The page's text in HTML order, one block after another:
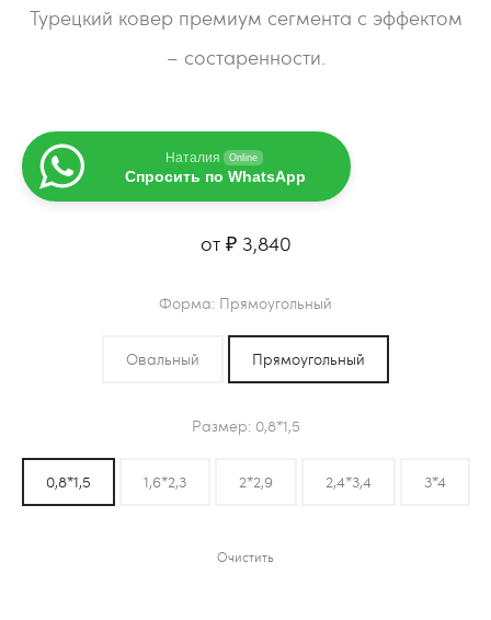
Турецкий ковер премиум сегмента с эффектом
– состаренности.
Наталия Online
Спросить по WhatsApp
от ₽3,840
Форма Прямоугольный
Овальный Прямоугольный
Размер 0,8*1,5
0,8*1,5 1,6*2,3 2*2,9 2,4*3,4 3*4
Очистить